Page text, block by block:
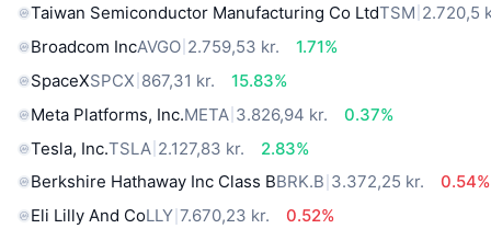
Taiwan Semiconductor Manufacturing Co LtdTSM 2.720,5
Broadcom IncAVGO 2.759,53 kr.
1.71%
SpaceXSPCX 867,31 kr.
15.83%
Meta Platforms, Inc.META 3.826,94 kr.
0.37%
Tesla, Inc.TSLA 2.127,83 kr.
2.83%
Berkshire Hathaway Inc Class BBRK.B 3.372,25 kr.
0.54%
Eli Lilly And CoLLY 7.670,23 kr.
0.52%